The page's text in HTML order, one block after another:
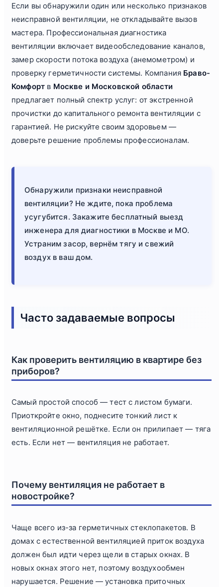
Если вы обнаружили один или несколько признаков
неисправной вентиляции, не откладывайте вызов
мастера. Профессиональная диагностика
вентиляции включает видеообследование каналов,
замер скорости потока воздуха (анемометром) и
проверку герметичности системы. Компания Браво-
Комфорт в Москве и Московской области
предлагает полный спектр услуг: от экстренной
прочистки до капитального ремонта вентиляции с
гарантией. Не рискуйте своим здоровьем —
доверьте решение проблемы профессионалам.
Обнаружили признаки неисправной
вентиляции? Не ждите, пока проблема
усугубится. Закажите бесплатный выезд
инженера для диагностики в Москве и МО.
Устраним засор, вернём тягу и свежий
воздух в ваш дом.
Часто задаваемые вопросы
Как проверить вентиляцию в квартире без
приборов?
Самый простой способ — тест с листом бумаги.
Приоткройте окно, поднесите тонкий лист к
вентиляционной решётке. Если он прилипает — тяга
есть. Если нет — вентиляция не работает.
Почему вентиляция не работает в
новостройке?
Чаще всего из-за герметичных стеклопакетов. В
домах с естественной вентиляцией приток воздуха
должен был идти через щели в старых окнах. В
новых окнах этого нет, поэтому воздухообмен
нарушается. Решение — установка приточных